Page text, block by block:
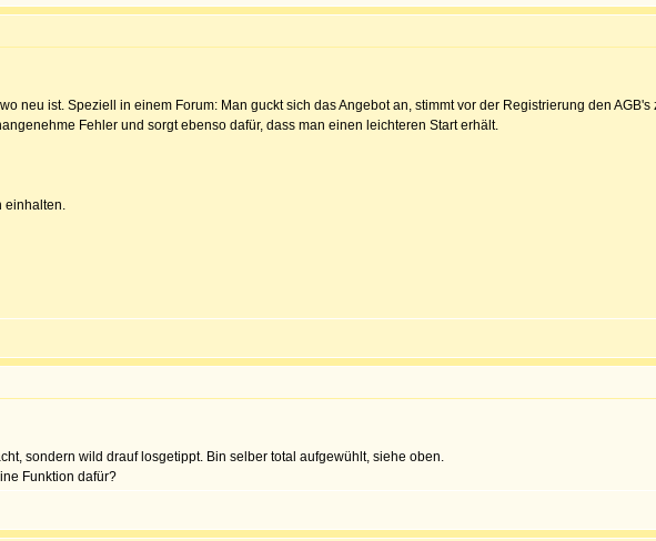
neu ist. Speziell in einem Forum: Man guckt sich das Angebot an, stimmt vor der Registrierung den
Fehler und sorgt ebenso dafür, dass man einen leichteren Start erhält.
einhalten.
sondern wild drauf losgetippt. Bin selber total aufgewühlt, siehe oben.
Funktion dafür?